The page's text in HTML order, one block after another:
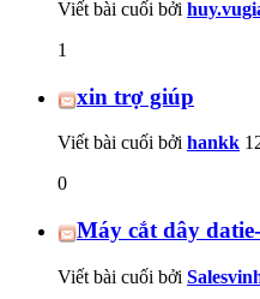
Viết bài cuối bởi
1
xin trợ giúp
Viết bài cuối bởi hankk
0
Máy cắt dây
Viết bài cuối bởi